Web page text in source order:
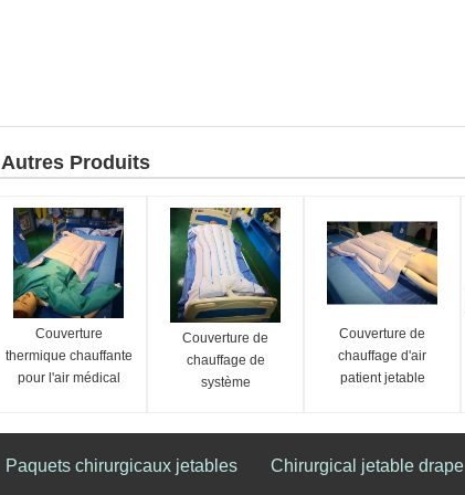
Autres Produits
Couverture
thermique chauffante
pour l'air médical
Couverture de
chauffage de
système
125*227CM
Couverture de
chauffage d'air
patient jetable
Paquets chirurgicaux jetables Chirurgical jetable drape